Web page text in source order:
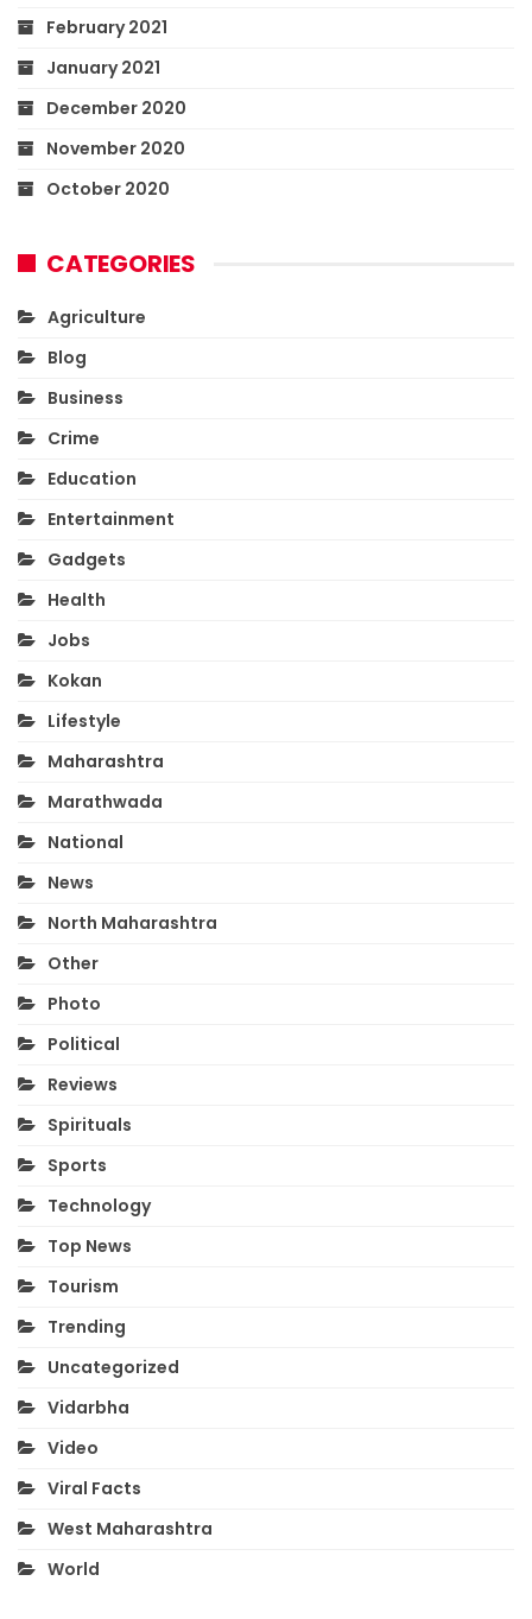
February 2021
January 2021
December 2020
November 2020
October 2020
CATEGORIES
Agriculture
Blog
Business
Crime
Education
Entertainment
Gadgets
Health
Jobs
Kokan
Lifestyle
Maharashtra
Marathwada
National
News
North Maharashtra
Other
Photo
Political
Reviews
Spirituals
Sports
Technology
Top News
Tourism
Trending
Uncategorized
Vidarbha
Video
Viral Facts
West Maharashtra
World